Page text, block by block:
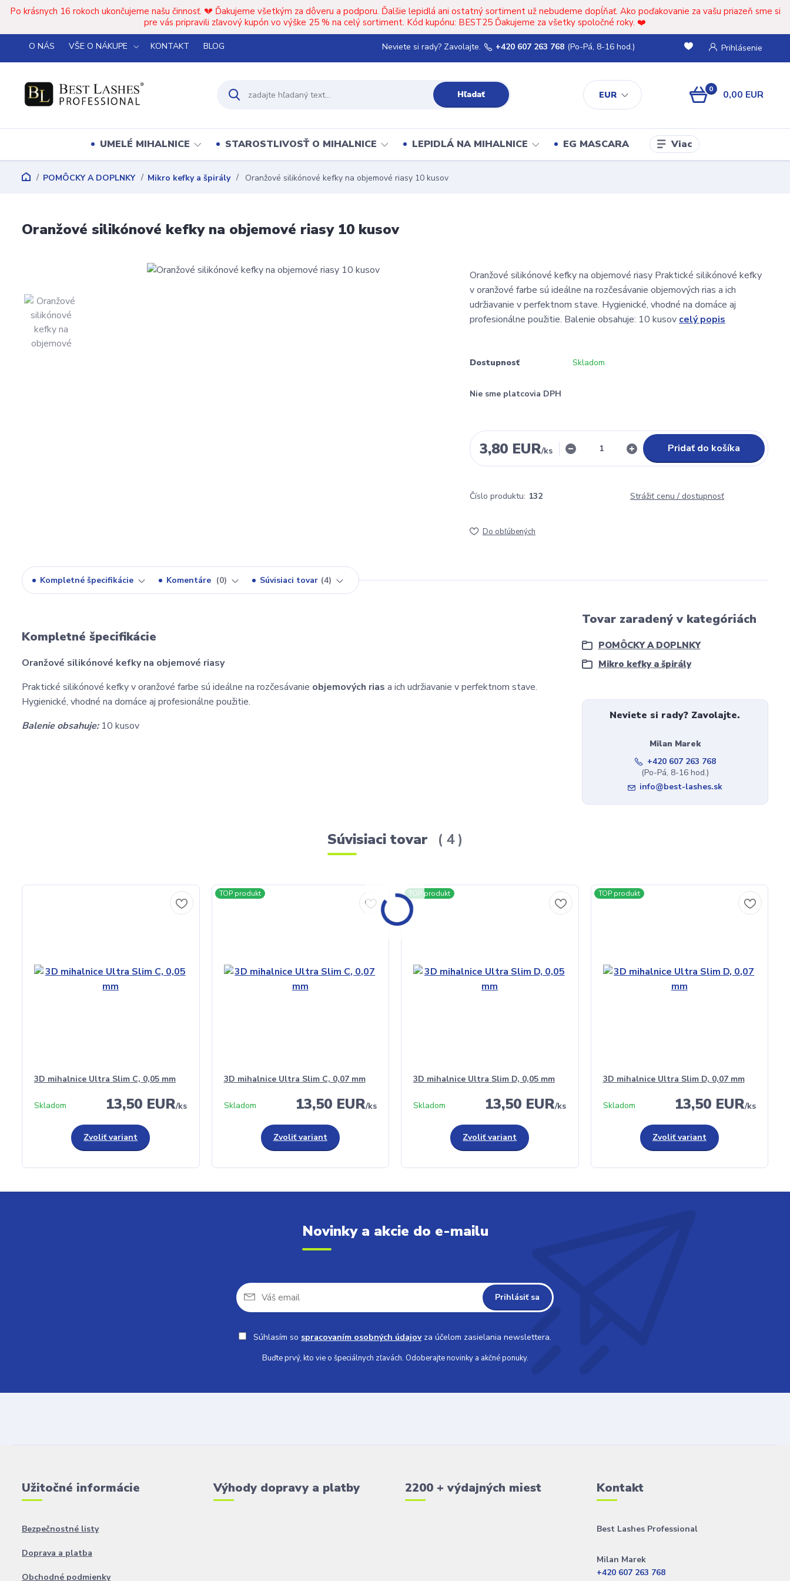
Po krásnych 16 rokoch ukončujeme našu činnosť. 💔 Ďakujeme všetkým za dôveru a podporu. Ďalšie lepidlá ani ostatný sortiment už nebudeme dopĺňať. Ako poďakovanie za vašu priazeň sme si
pre vás pripravili zľavový kupón vo výške 25 % na celý sortiment. Kód kupónu: BEST25 Ďakujeme za všetky spoločné roky. ❤️
O NÁS VŠE O NÁKUPE KONTAKT BLOG
EUR
Prihlásenie
Hľadať
Neviete si rady? Zavolajte. +420 607 263 768 (Po-Pá, 8-16 hod.)
0 0,00 EUR
UMELÉ MIHALNICE STAROSTLIVOSŤ O MIHALNICE LEPIDLÁ NA MIHALNICE EG MASCARA Viac
POMÔCKY A DOPLNKY Mikro kefky a špirály Oranžové silikónové kefky na objemové riasy 10 kusov
Oranžové silikónové kefky na objemové riasy 10 kusov
Oranžové silikónové kefky na objemové riasy Praktické silikónové kefky
v oranžové farbe sú ideálne na rozčesávanie objemových rias a ich
udržiavanie v perfektnom stave. Hygienické, vhodné na domáce aj
profesionálne použitie. Balenie obsahuje: 10 kusov celý popis
Dostupnosť Skladom
Nie sme platcovia DPH
3,80 EUR/ks Pridať do košíka
Číslo produktu: 132 Strážiť cenu / dostupnosť
Do obľúbených
Kompletné špecifikácie Komentáre 0 Súvisiaci tovar 4
Kompletné špecifikácie
Oranžové silikónové kefky na objemové riasy
Praktické silikónové kefky v oranžové farbe sú ideálne na rozčesávanie objemových rias a ich udržiavanie v perfektnom stave.
Hygienické, vhodné na domáce aj profesionálne použitie.
Balenie obsahuje:10 kusov
Tovar zaradený v kategóriách
POMÔCKY A DOPLNKY
Mikro kefky a špirály
Neviete si rady? Zavolajte.
Milan Marek
+420 607 263 768
(Po-Pá, 8-16 hod.)
info@best-lashes.sk
Súvisiaci tovar 4
3D mihalnice Ultra Slim C, 0,05 mm
13,50 EUR/ks
Skladom
Zvoliť variant
TOP produkt
3D mihalnice Ultra Slim C, 0,07 mm
13,50 EUR/ks
Skladom
Zvoliť variant
TOP produkt
3D mihalnice Ultra Slim D, 0,05 mm
13,50 EUR/ks
Skladom
Zvoliť variant
TOP produkt
3D mihalnice Ultra Slim D, 0,07 mm
13,50 EUR/ks
Skladom
Zvoliť variant
Novinky a akcie do e-mailu
Prihlásiť sa
Súhlasím so spracovaním osobných údajovza účelom zasielania newslettera.
Buďte prvý, kto vie o špeciálnych zľavách. Odoberajte novinky a akčné ponuky.
Užitočné informácie
Bezpečnostné listy
Doprava a platba
Obchodné podmienky
Výhody dopravy a platby 2200 + výdajných miest Kontakt
Best Lashes Professional
Milan Marek
+420 607 263 768